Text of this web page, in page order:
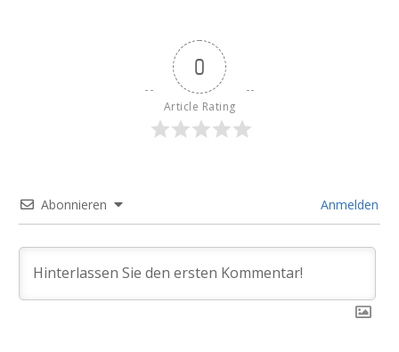
0
Article Rating
Abonnieren Anmelden